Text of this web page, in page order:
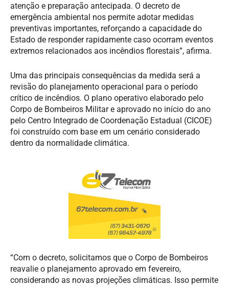
atenção e preparação antecipada. O decreto de
emergência ambiental nos permite adotar medidas
preventivas importantes, reforçando a capacidade do
Estado de responder rapidamente caso ocorram eventos
extremos relacionados aos incêndios florestais”, afirma.
Uma das principais consequências da medida será a
revisão do planejamento operacional para o período
crítico de incêndios. O plano operativo elaborado pelo
Corpo de Bombeiros Militar e aprovado no início do ano
pelo Centro Integrado de Coordenação Estadual (CICOE)
foi construído com base em um cenário considerado
dentro da normalidade climática.
“Com o decreto, solicitamos que o Corpo de Bombeiros
reavalie o planejamento aprovado em fevereiro,
considerando as novas projeções climáticas. Isso permite